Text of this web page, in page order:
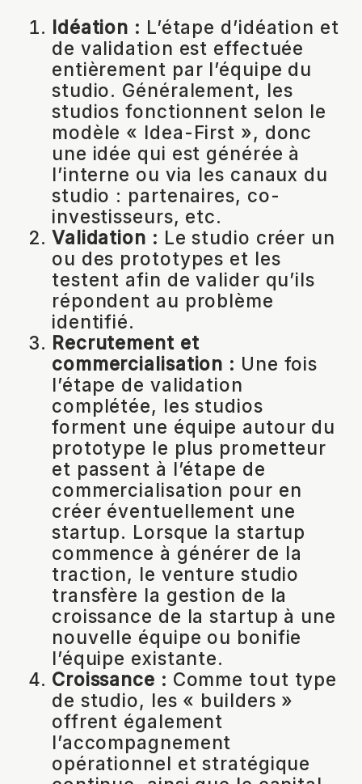
Idéation : L’étape d’idéation et
de validation est effectuée
entièrement par l’équipe du
studio. Généralement, les
studios fonctionnent selon le
modèle « Idea-First », donc
une idée qui est générée à
l’interne ou via les canaux du
studio : partenaires, co-
investisseurs, etc.
Validation : Le studio créer un
ou des prototypes et les
testent afin de valider qu’ils
répondent au problème
identifié.
Recrutement et
commercialisation : Une fois
l’étape de validation
complétée, les studios
forment une équipe autour du
prototype le plus prometteur
et passent à l’étape de
commercialisation pour en
créer éventuellement une
startup. Lorsque la startup
commence à générer de la
traction, le venture studio
transfère la gestion de la
croissance de la startup à une
nouvelle équipe ou bonifie
l’équipe existante.
Croissance : Comme tout type
de studio, les « builders »
offrent également
l’accompagnement
opérationnel et stratégique